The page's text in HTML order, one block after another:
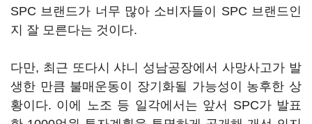
SPC 브랜드가 너무 많아 소비자들이 SPC 브랜드인
지 잘 모른다는 것이다.
다만, 최근 또다시 샤니 성남공장에서 사망사고가 발
생한 만큼 불매운동이 장기화될 가능성이 농후한 상
황이다. 이에 노조 등 일각에서는 앞서 SPC가 발표